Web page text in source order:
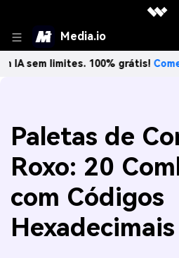
Media.io
100% grátis!Comece
Paletas de
Roxo: 20
com Códigos
Hexadecimais